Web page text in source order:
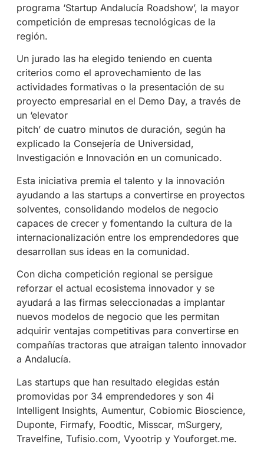
programa ‘Startup Andalucía Roadshow’, la mayor
competición de empresas tecnológicas de la
región.
Un jurado las ha elegido teniendo en cuenta
criterios como el aprovechamiento de las
actividades formativas o la presentación de su
proyecto empresarial en el Demo Day, a través de
un ‘elevator
pitch’ de cuatro minutos de duración, según ha
explicado la Consejería de Universidad,
Investigación e Innovación en un comunicado.
Esta iniciativa premia el talento y la innovación
ayudando a las startups a convertirse en proyectos
solventes, consolidando modelos de negocio
capaces de crecer y fomentando la cultura de la
internacionalización entre los emprendedores que
desarrollan sus ideas en la comunidad.
Con dicha competición regional se persigue
reforzar el actual ecosistema innovador y se
ayudará a las firmas seleccionadas a implantar
nuevos modelos de negocio que les permitan
adquirir ventajas competitivas para convertirse en
compañías tractoras que atraigan talento innovador
a Andalucía.
Las startups que han resultado elegidas están
promovidas por 34 emprendedores y son 4i
Intelligent Insights, Aumentur, Cobiomic Bioscience,
Duponte, Firmafy, Foodtic, Misscar, mSurgery,
Travelfine, Tufisio.com, Vyootrip y Youforget.me.